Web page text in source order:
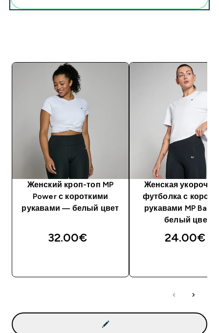
Женский кроп-топ MP
Power с короткими
рукавами — белый цвет
32.00€‎
Женская
футболка с
рукавами MP
белый цвет
24.00€‎